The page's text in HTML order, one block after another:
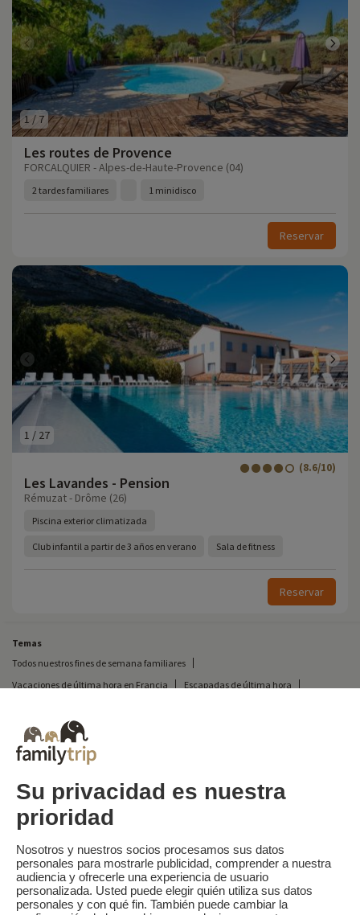
1 / 7
Les routes de Provence
FORCALQUIER - Alpes-de-Haute-Provence (04)
2 tardes familiares 1 minidisco
Reservar
1 / 27
Les Lavandes - Pension
(8.6/10)
Rémuzat - Drôme (26)
Piscina exterior climatizada
Club infantil a partir de 3 años en verano Sala de fitness
Reservar
Temas
Todos nuestros fines de semana familiares
Vacaciones de última hora en Francia
Escapadas de última hora
Vacaciones en camping en Francia
Destinos
Vacaciones de esquí en Francia
Familytrip
¿Quiénes somos?
Condiciones generales y política de privacidad
Lo que la prensa dice de nosotros
Socios FAQ Blog Mapa del sitio
Pago seguro dirigido por Sooyoos
Su privacidad es nuestra
prioridad
Nosotros y nuestros socios procesamos sus datos
personales para mostrarle publicidad, comprender a nuestra
audiencia y ofrecerle una experiencia de usuario
personalizada. Usted puede elegir quién utiliza sus datos
personales y con qué fin. También puede cambiar la